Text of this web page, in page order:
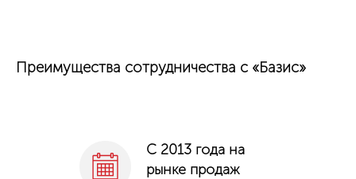
Преимущества сотрудничества с «Базис»
С 2013 года на
рынке продаж